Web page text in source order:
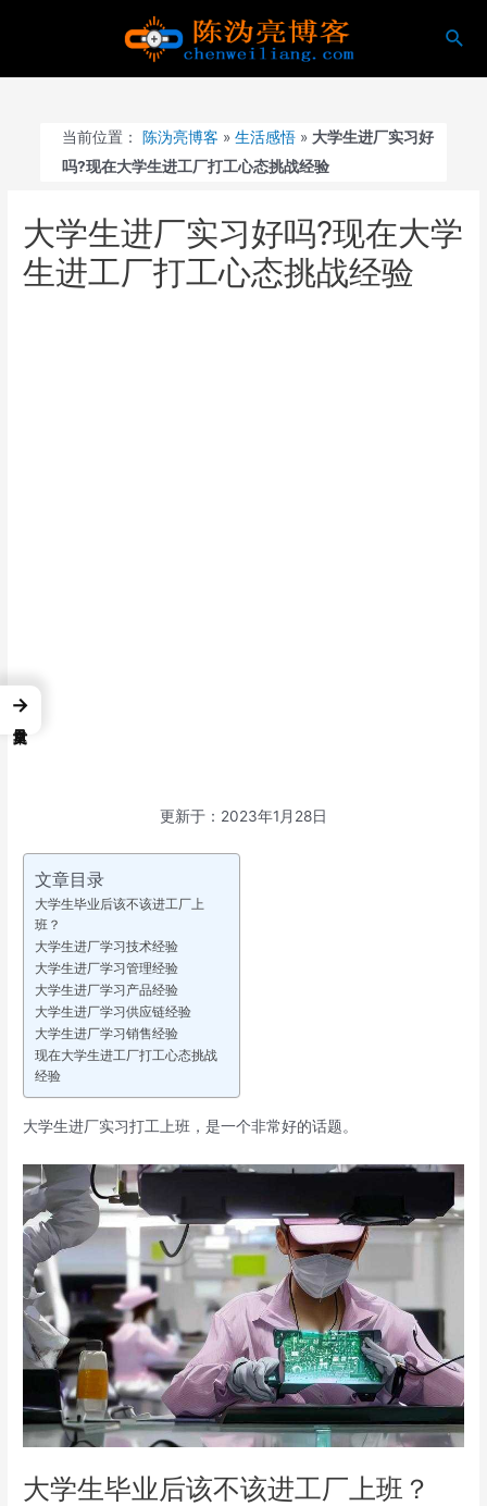
搜
当前位置： 陈沩亮博客 »生活感悟 » 大学生进厂实习好
吗?现在大学生进工厂打工心态挑战经验
大学生进厂实习好吗?现在大学
生进工厂打工心态挑战经验
更新于：2023年1月28日
文章目录
大学生毕业后该不该进工厂上
班？
大学生进厂学习技术经验
大学生进厂学习管理经验
大学生进厂学习产品经验
大学生进厂学习供应链经验
大学生进厂学习销售经验
现在大学生进工厂打工心态挑战
经验
大学生进厂实习打工上班，是一个非常好的话题。
大学生毕业后该不该进工厂上班？
→